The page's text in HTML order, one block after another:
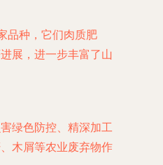
品种，它们肉质肥
展，进一步丰富了山
绿色防控、精深加工
木屑等农业废弃物作